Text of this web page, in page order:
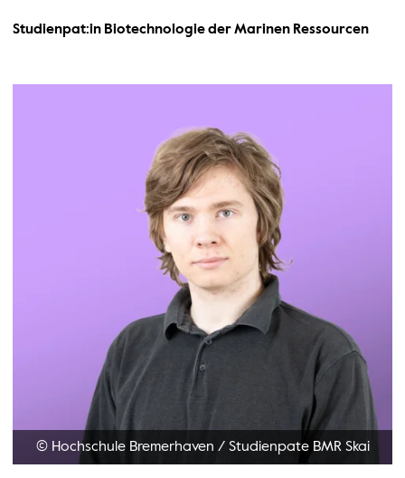
Studienpat:in Biotechnologie der Marinen Ressourcen
© Hochschule Bremerhaven /Studienpate BMR Skai